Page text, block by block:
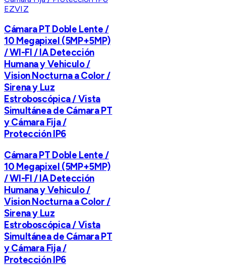
EZVIZ
Cámara PT Doble Lente /
10 Megapixel (5MP+5MP)
/ WI-FI / IA Detección
Humana y Vehiculo /
Vision Nocturna a Color /
Sirena y Luz
Estroboscópica / Vista
Simultánea de Cámara PT
y Cámara Fija /
Protección IP6
Cámara PT Doble Lente /
10 Megapixel (5MP+5MP)
/ WI-FI / IA Detección
Humana y Vehiculo /
Vision Nocturna a Color /
Sirena y Luz
Estroboscópica / Vista
Simultánea de Cámara PT
y Cámara Fija /
Protección IP6